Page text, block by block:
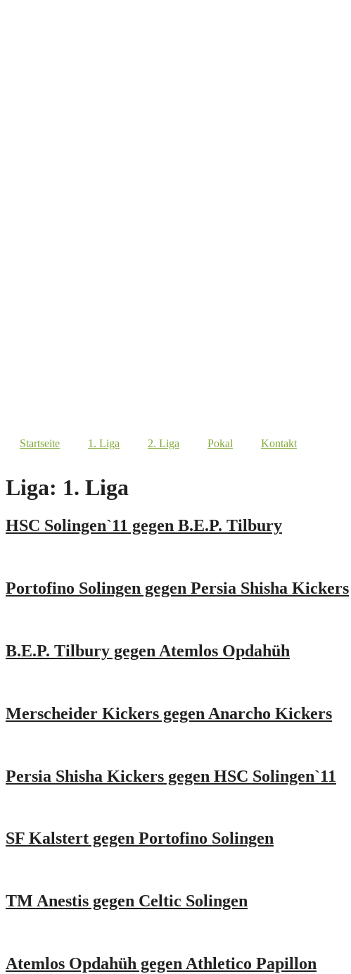
Startseite 1. Liga 2. Liga Pokal Kontakt
Liga: 1. Liga
HSC Solingen`11 gegen B.E.P. Tilbury
Portofino Solingen gegen Persia Shisha Kickers
B.E.P. Tilbury gegen Atemlos Opdahüh
Merscheider Kickers gegen Anarcho Kickers
Persia Shisha Kickers gegen HSC Solingen`11
SF Kalstert gegen Portofino Solingen
TM Anestis gegen Celtic Solingen
Atemlos Opdahüh gegen Athletico Papillon